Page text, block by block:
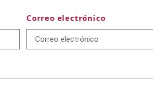
Correo electrónico